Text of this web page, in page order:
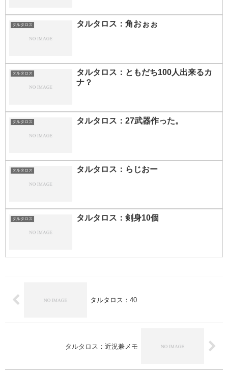
タルタロス タルタロス：角おぉぉ
タルタロス
タルタロス：ともだち100人出来るカ
ナ？
タルタロス タルタロス：27武器作った。
タルタロス タルタロス：らじおー
タルタロス タルタロス：剣身10個
タルタロス：40
タルタロス：近況兼メモ